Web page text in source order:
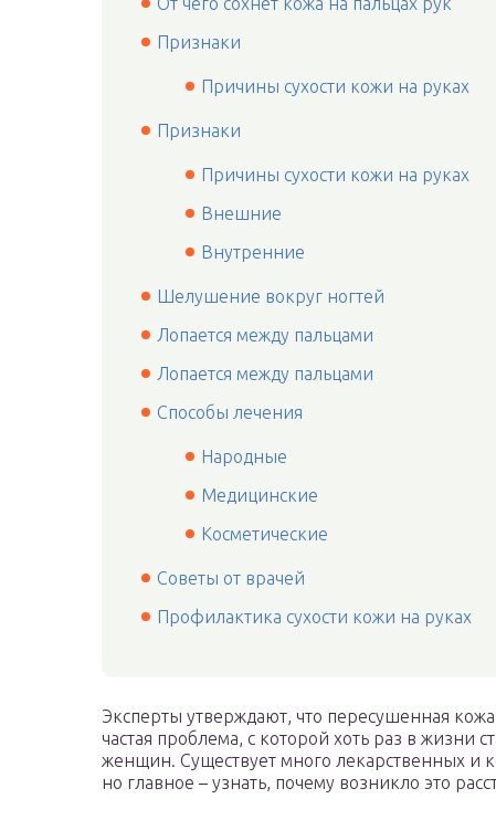
Признаки
Причины сухости кожи на руках
Признаки
Причины сухости кожи на руках
Внешние
Внутренние
Шелушение вокруг ногтей
Лопается между пальцами
Лопается между пальцами
Способы лечения
Народные
Медицинские
Косметические
Советы от врачей
Профилактика сухости кожи на руках
Эксперты утверждают, что пересушенная
частая проблема, с которой хоть раз в жизни
женщин. Существует много лекарственных и
но главное – узнать, почему возникло это